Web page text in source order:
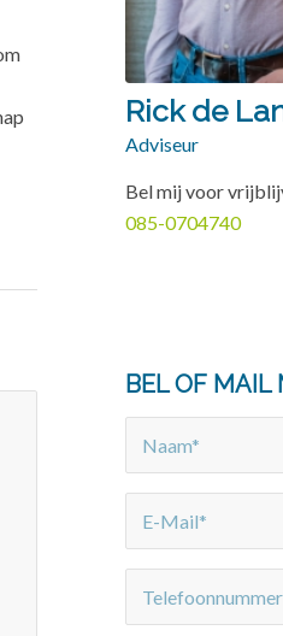
Rick de
Adviseur
Bel mij voor
085-0704740
BEL OF MAIL